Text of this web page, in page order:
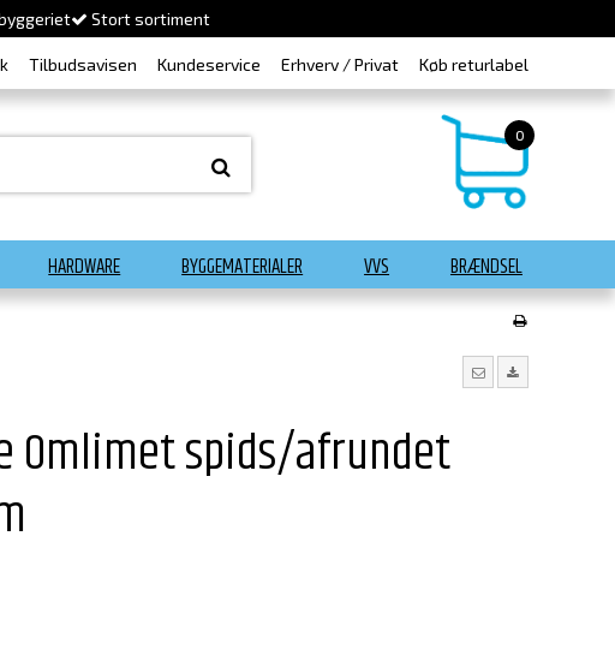
Stort sortiment
Tilbudsavisen Kundeservice Erhverv / Privat Køb returlabel
0
HARDWARE BYGGEMATERIALER VVS BRÆNDSEL
Omlimet spids/afrundet